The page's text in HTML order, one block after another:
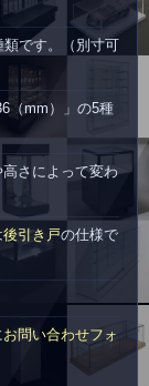
です。（別寸可
（mm）」の5種
さによって変わ
後引き戸の仕様で
お問い合わせフォ